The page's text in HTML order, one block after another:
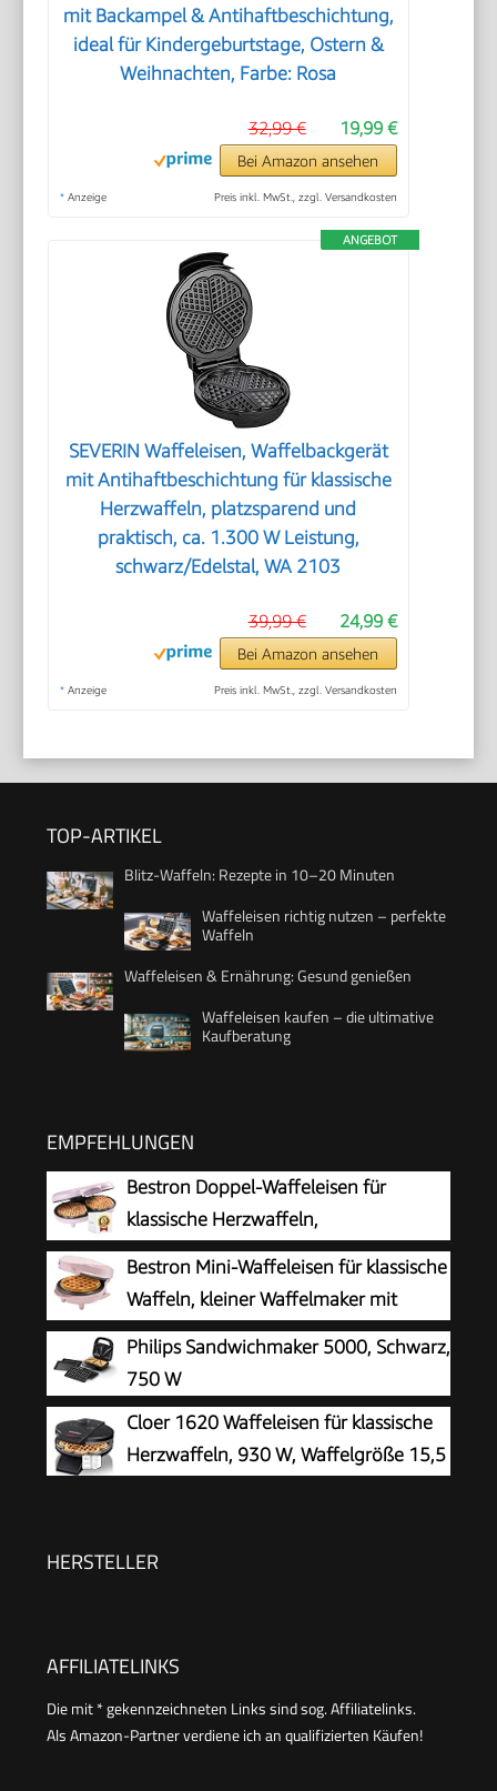
mit Backampel & Antihaftbeschichtung,
ideal für Kindergeburtstage, Ostern &
Weihnachten, Farbe: Rosa
19,99 €
32,99 €
Bei Amazon ansehen
* Anzeige Preis inkl. MwSt., zzgl. Versandkosten
ANGEBOT
SEVERIN Waffeleisen, Waffelbackgerät
mit Antihaftbeschichtung für klassische
Herzwaffeln, platzsparend und
praktisch, ca. 1.300 W Leistung,
schwarz/Edelstal, WA 2103
24,99 €
39,99 €
Bei Amazon ansehen
* Anzeige Preis inkl. MwSt., zzgl. Versandkosten
TOP-ARTIKEL
Blitz-Waffeln: Rezepte in 10–20 Minuten
Waffeleisen richtig nutzen – perfekte
Waffeln
Waffeleisen & Ernährung: Gesund genießen
Waffeleisen kaufen – die ultimative
Kaufberatung
EMPFEHLUNGEN
Bestron Doppel-Waffeleisen für
klassische Herzwaffeln,
Herzwaffeleisen mit Backampel &
Antihaftbeschichtung, ideal für
Kindergeburtstage, Ostern & Weihnachten,
Farbe: Rosa
Bestron Mini-Waffeleisen für klassische
Waffeln, kleiner Waffelmaker mit
Antihaftbeschichtung, für Kindergeburtstage,
Familienfeiern, Ostern oder Weihnachten, Retro
Design, 550 Watt, Farbe: Rosa
Philips Sandwichmaker 5000, Schwarz,
750 W
Cloer 1620 Waffeleisen für klassische
Herzwaffeln, 930 W, Waffelgröße 15,5
HERSTELLER
AFFILIATELINKS
Die mit * gekennzeichneten Links sind sog. Affiliatelinks.
Als Amazon-Partner verdiene ich an qualifizierten Käufen!